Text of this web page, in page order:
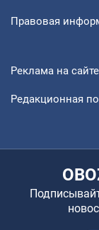
Правовая
Реклама на сайте
Редакционная